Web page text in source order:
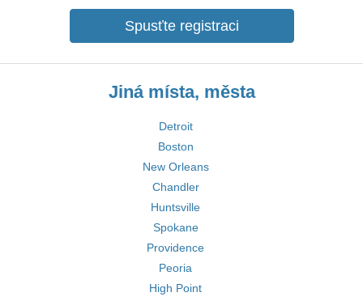
Spusťte registraci
Jiná místa, města
Detroit
Boston
New Orleans
Chandler
Huntsville
Spokane
Providence
Peoria
High Point